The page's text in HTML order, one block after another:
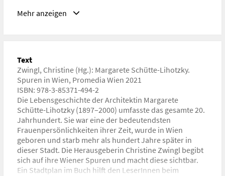
Architekturgeschichte, Zeitgeschichte, Gender Studies,
URL
https://mediashop.at/buecher/margarete-schuette-
lihotzky/
Mehr anzeigen
Text
Zwingl, Christine (Hg.): Margarete Schütte-Lihotzky.
Spuren in Wien, Promedia Wien 2021
ISBN: 978-3-85371-494-2
Die Lebensgeschichte der Architektin Margarete
Schütte-Lihotzky (1897–2000) umfasste das gesamte 20.
Jahrhundert. Sie war eine der bedeutendsten
Frauenpersönlichkeiten ihrer Zeit, wurde in Wien
geboren und starb mehr als hundert Jahre später in
dieser Stadt. Die Herausgeberin Christine Zwingl begibt
sich auf ihre Wiener Spuren und macht diese sichtbar.
Ein Stadtplan im Buch hilft den LeserInnen beim